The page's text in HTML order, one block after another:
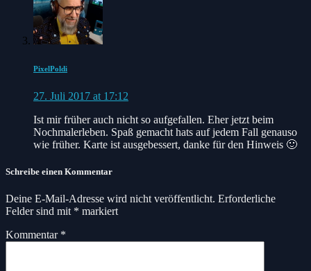
PixelPoldi
27. Juli 2017 at 17:12
Ist mir früher auch nicht so aufgefallen. Eher jetzt beim
Nochmalerleben. Spaß gemacht hats auf jedem Fall genauso
wie früher. Karte ist ausgebessert, danke für den Hinweis 🙂
Schreibe einen Kommentar
Deine E-Mail-Adresse wird nicht veröffentlicht. Erforderliche
Felder sind mit * markiert
Kommentar *